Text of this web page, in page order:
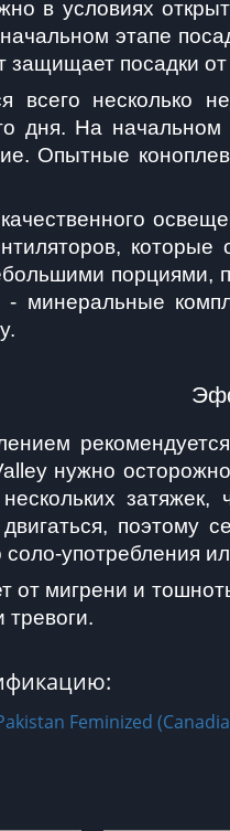
в условиях
этапе
посадки от
всего несколько
дня. На
Опытные
порциями,
минеральные
нужно
нескольких
поэтому
употребления
от мигрени и
тревоги.
Feminized